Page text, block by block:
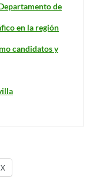
de
en la región
candidatos y
X